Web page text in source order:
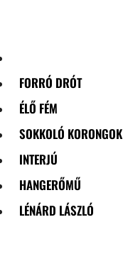
FORRÓ DRÓT
ÉLŐ FÉM
SOKKOLÓ KORONGOK
INTERJÚ
HANGERŐMŰ
LÉNÁRD LÁSZLÓ